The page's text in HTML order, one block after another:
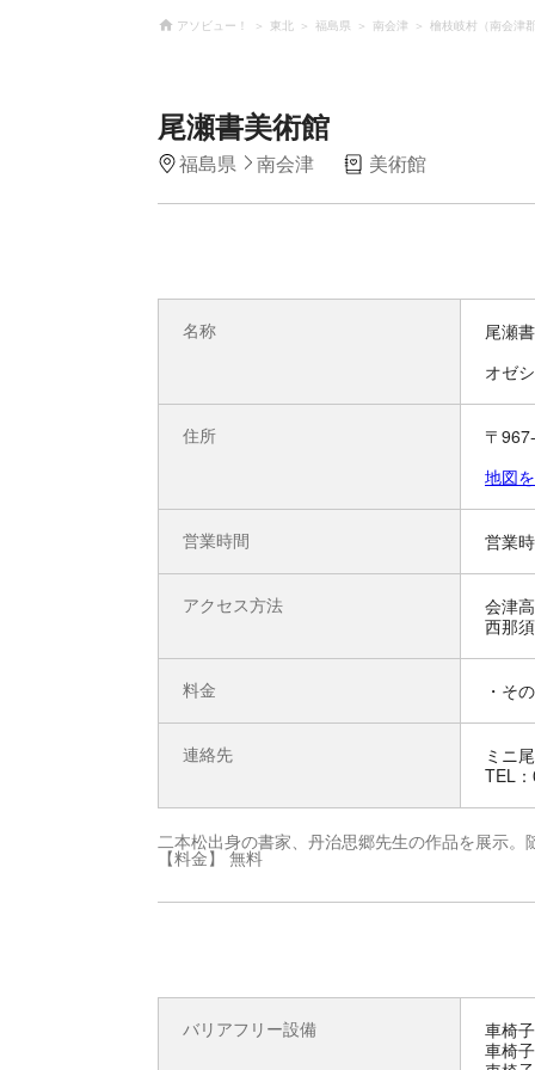
アソビュー！ 東北 福島県 南会津 檜枝岐村（南会津
尾瀬書美術館
福島県 南会津 美術館
名称
尾瀬
オゼ
住所
〒
地図
営業時間 営業
アクセス方法
会津
西那
料金 ・そ
連絡先
ミニ
TEL
二本松出身の書家、丹治思郷先生の作品を展示。
【料金】 無料
バリアフリー設備
車椅
車椅